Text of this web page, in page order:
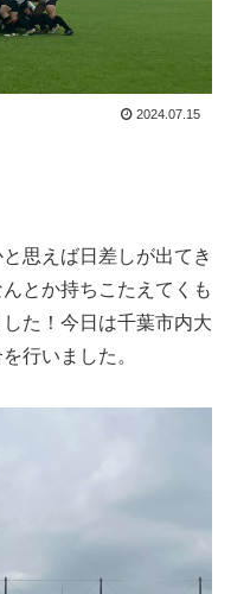
2024.07.15
思えば日差しが出てき
とか持ちこたえてくも
た！今日は千葉市内大
行いました。